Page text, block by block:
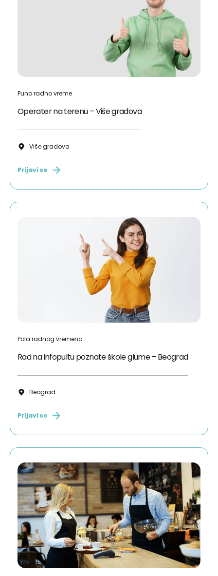
Puno radno vreme
Operater na terenu – Više gradova
Više gradova
Prijavi se
Pola radnog vremena
Rad na infopultu poznate škole glume – Beograd
Beograd
Prijavi se